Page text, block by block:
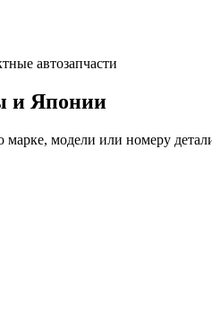
и Японии
марке, модели или номеру